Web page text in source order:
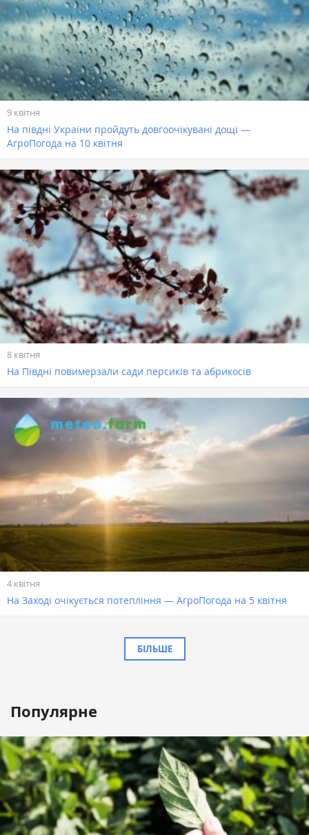
9 квітня
На півдні України пройдуть довгоочікувані дощі —
АгроПогода на 10 квітня
8 квітня
На Півдні повимерзали сади персиків та абрикосів
4 квітня
На Заході очікується потепління — АгроПогода на 5 квітня
БІЛЬШЕ
Популярне